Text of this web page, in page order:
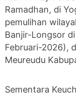
Ramadhan, di
pemulihan
Banjir-Longsor
Februari-2026),
Meureudu
Sementara